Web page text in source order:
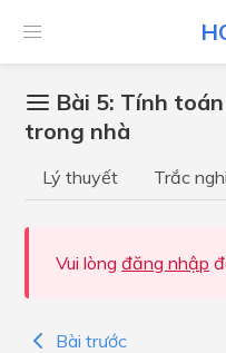
Bài 5: Tính
trong nhà
Lý thuyết Trắc
Vui lòng đăng nhập
Bài trước